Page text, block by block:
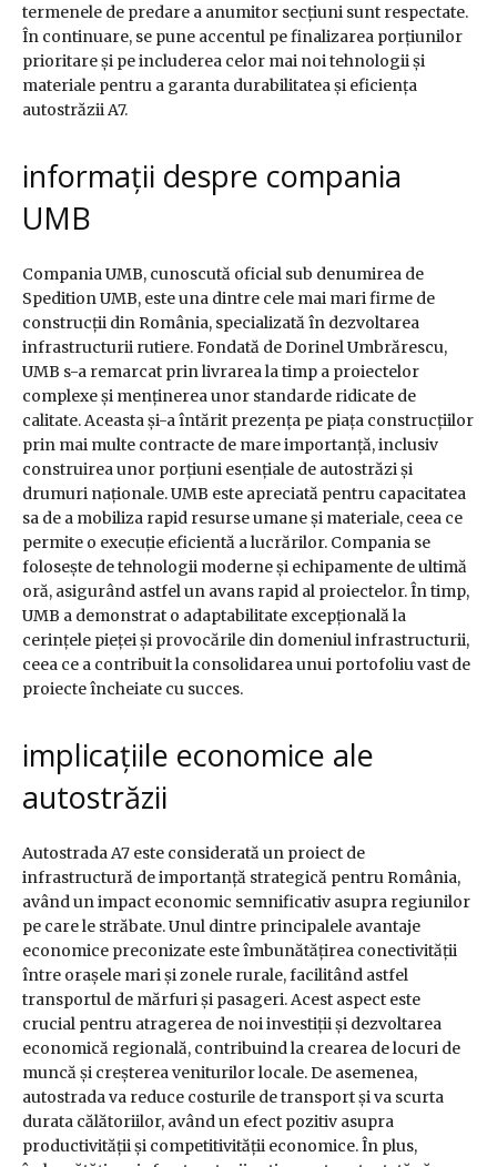
termenele de predare a anumitor secțiuni sunt respectate.
În continuare, se pune accentul pe finalizarea porțiunilor
prioritare și pe includerea celor mai noi tehnologii și
materiale pentru a garanta durabilitatea și eficiența
autostrăzii A7.
informații despre compania
UMB
Compania UMB, cunoscută oficial sub denumirea de
Spedition UMB, este una dintre cele mai mari firme de
construcții din România, specializată în dezvoltarea
infrastructurii rutiere. Fondată de Dorinel Umbrărescu,
UMB s-a remarcat prin livrarea la timp a proiectelor
complexe și menținerea unor standarde ridicate de
calitate. Aceasta și-a întărit prezența pe piața construcțiilor
prin mai multe contracte de mare importanță, inclusiv
construirea unor porțiuni esențiale de autostrăzi și
drumuri naționale. UMB este apreciată pentru capacitatea
sa de a mobiliza rapid resurse umane și materiale, ceea ce
permite o execuție eficientă a lucrărilor. Compania se
folosește de tehnologii moderne și echipamente de ultimă
oră, asigurând astfel un avans rapid al proiectelor. În timp,
UMB a demonstrat o adaptabilitate excepțională la
cerințele pieței și provocările din domeniul infrastructurii,
ceea ce a contribuit la consolidarea unui portofoliu vast de
proiecte încheiate cu succes.
implicațiile economice ale
autostrăzii
Autostrada A7 este considerată un proiect de
infrastructură de importanță strategică pentru România,
având un impact economic semnificativ asupra regiunilor
pe care le străbate. Unul dintre principalele avantaje
economice preconizate este îmbunătățirea conectivității
între orașele mari și zonele rurale, facilitând astfel
transportul de mărfuri și pasageri. Acest aspect este
crucial pentru atragerea de noi investiții și dezvoltarea
economică regională, contribuind la crearea de locuri de
muncă și creșterea veniturilor locale. De asemenea,
autostrada va reduce costurile de transport și va scurta
durata călătoriilor, având un efect pozitiv asupra
productivității și competitivității economice. În plus,